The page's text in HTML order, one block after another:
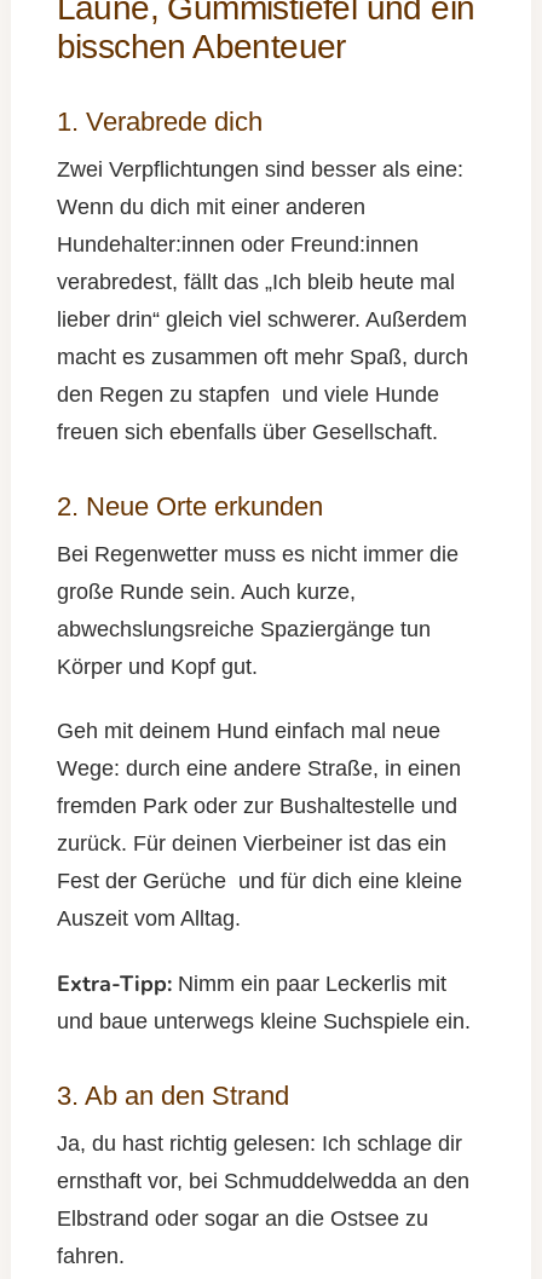
bisschen Abenteuer
1. Verabrede dich
Zwei Verpflichtungen sind besser als eine:
Wenn du dich mit einer anderen
Hundehalter:innen oder Freund:innen
verabredest, fällt das „Ich bleib heute mal
lieber drin“ gleich viel schwerer. Außerdem
macht es zusammen oft mehr Spaß, durch
den Regen zu stapfen und viele Hunde
freuen sich ebenfalls über Gesellschaft.
2. Neue Orte erkunden
Bei Regenwetter muss es nicht immer die
große Runde sein. Auch kurze,
abwechslungsreiche Spaziergänge tun
Körper und Kopf gut.
Geh mit deinem Hund einfach mal neue
Wege: durch eine andere Straße, in einen
fremden Park oder zur Bushaltestelle und
zurück. Für deinen Vierbeiner ist das ein
Fest der Gerüche und für dich eine kleine
Auszeit vom Alltag.
Extra-Tipp:Nimm ein paar Leckerlis mit
und baue unterwegs kleine Suchspiele ein.
3. Ab an den Strand
Ja, du hast richtig gelesen: Ich schlage dir
ernsthaft vor, bei Schmuddelwedda an den
Elbstrand oder sogar an die Ostsee zu
fahren.